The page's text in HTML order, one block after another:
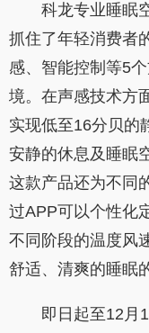
科龙专业睡眠
抓住了年轻消费者
感、智能控制等5
境。在声感技术方
实现低至16分贝的
安静的休息及睡眠
这款产品还为不同
过APP可以个性化
不同阶段的温度风
舒适、清爽的睡眠
即日起至12月